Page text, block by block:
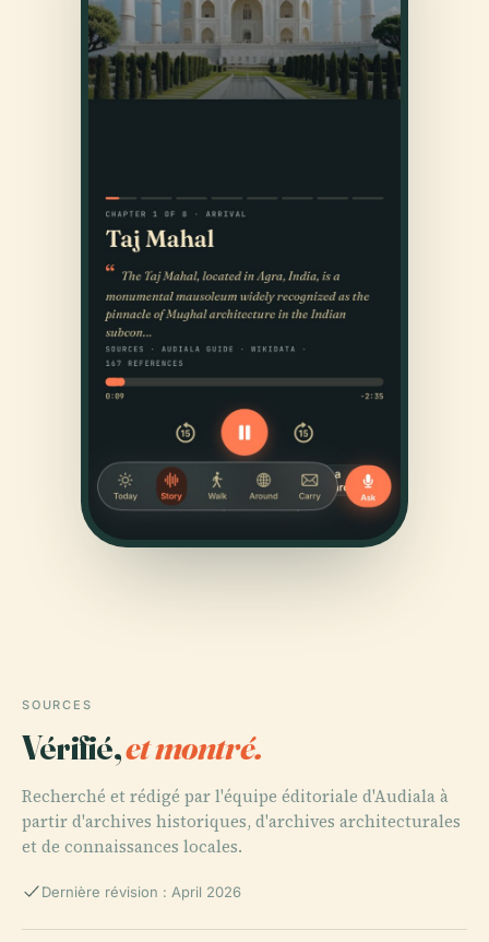
SOURCES
Vérifié,et montré.
Recherché et rédigé par l'équipe éditoriale d'Audiala à
partir d'archives historiques, d'archives architecturales
et de connaissances locales.
Dernière révision : April 2026